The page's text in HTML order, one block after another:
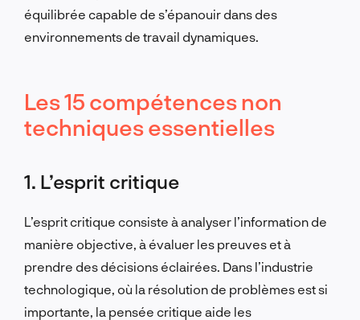
équilibrée capable de s’épanouir dans des
environnements de travail dynamiques.
Les 15 compétences non
techniques essentielles
1. L’esprit critique
L’esprit critique consiste à analyser l’information de
manière objective, à évaluer les preuves et à
prendre des décisions éclairées. Dans l’industrie
technologique, où la résolution de problèmes est si
importante, la pensée critique aide les